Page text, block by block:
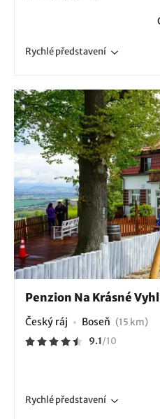
Rychlépředstavení
Penzion Na Krásné
Český ráj Boseň (15 km)
9.1/10
Rychlépředstavení